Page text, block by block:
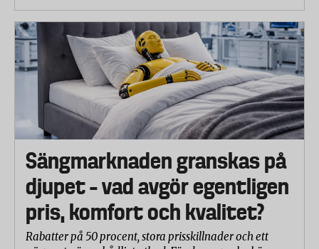
Sängmarknaden granskas på
djupet – vad avgör egentligen
pris, komfort och kvalitet?
Rabatter på 50 procent, stora prisskillnader och ett